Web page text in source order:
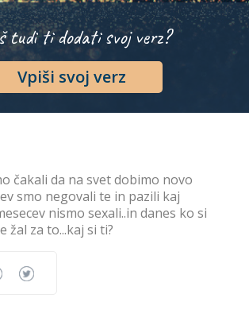
tudi ti dodati svoj verz?
Vpiši svoj verz
čakali da na svet dobimo novo
smo negovali te in pazili kaj
nismo sexali..in danes ko si
žal za to...kaj si ti?